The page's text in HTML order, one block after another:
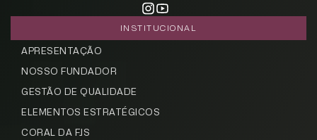
INSTITUCIONAL
APRESENTAÇÃO
NOSSO FUNDADOR
GESTÃO DE QUALIDADE
ELEMENTOS ESTRATÉGICOS
CORAL DA FJS